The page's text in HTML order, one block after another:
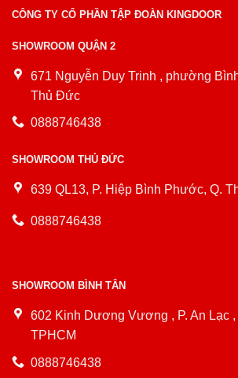
CÔNG TY CỔ PHẦN TẬP ĐOÀN KINGDOOR
SHOWROOM QUẬN 2
671 Nguyễn Duy Trinh , phường
Thủ Đức
0888746438
SHOWROOM THỦ ĐỨC
639 QL13, P. Hiệp Bình Phước, Q.
0888746438
SHOWROOM BÌNH TÂN
602 Kinh Dương Vương , P. An Lạc ,
TPHCM
0888746438